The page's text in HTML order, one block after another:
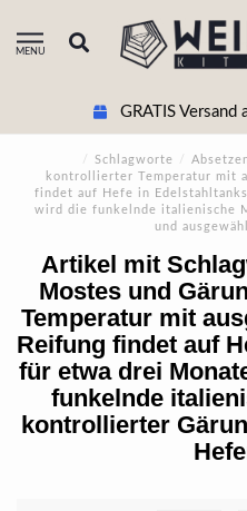
MENU
GRATIS
/ Schlagworte /
kontrollierter Temperatur mit
findet auf Hefe in
wird die funkelnde italienische
und
Artikel mit
Mostes und
Temperatur mit
Reifung findet auf
für etwa drei
funkelnde
kontrollierter